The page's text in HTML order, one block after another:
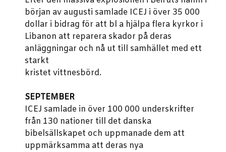
början av augusti samlade ICEJ i över 35 000
dollar i bidrag för att bl a hjälpa flera kyrkor i
Libanon att reparera skador på deras
anläggningar och nå ut till samhället med ett
starkt
kristet vittnesbörd.
SEPTEMBER
ICEJ samlade in över 100 000 underskrifter
från 130 nationer till det danska
bibelsällskapet och uppmanade dem att
uppmärksamma att deras nya